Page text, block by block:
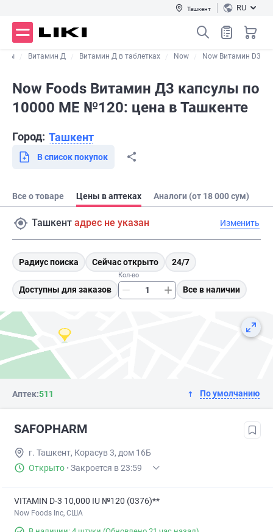
Ташкент RU
Витамин Д Витамин Д в таблетках Now Now Витамин D3
Now Foods Витамин Д3 капсулы по
10000 МЕ №120: цена в Ташкенте
Город: Ташкент
В список покупок
Все о товаре Цены в аптеках Аналоги (от 18 000 сум)
Ташкент адрес не указан Изменить
Радиус поиска Сейчас открыто 24/7
Доступны для заказов
Кол-во
Все в наличии
Аптек:511 По умолчанию
SAFOPHARM
г. Ташкент, Корасув 3, дом 16Б
Открыто · Закроется в 23:59
VITAMIN D-3 10,000 IU №120 (0376)**
Now Foods Inc, США